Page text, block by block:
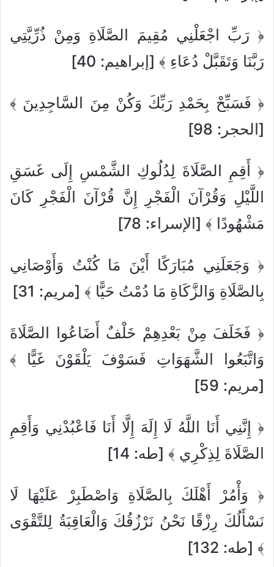
﴿ رَبِّ اجْعَلْنِي مُقِيمَ الصَّلَاةِ وَمِنْ ذُرِّيَّتِي
رَبَّنَا وَتَقَبَّلْ دُعَاءِ ﴾ [إبراهيم: 40]
﴿ فَسَبِّحْ بِحَمْدِ رَبِّكَ وَكُنْ مِنَ السَّاجِدِينَ ﴾
[الحجر: 98]
﴿ أَقِمِ الصَّلَاةَ لِدُلُوكِ الشَّمْسِ إِلَى غَسَقِ
اللَّيْلِ وَقُرْآنَ الْفَجْرِ إِنَّ قُرْآنَ الْفَجْرِ كَانَ
مَشْهُودًا ﴾ [الإسراء: 78]
﴿ وَجَعَلَنِي مُبَارَكًا أَيْنَ مَا كُنْتُ وَأَوْصَانِي
بِالصَّلَاةِ وَالزَّكَاةِ مَا دُمْتُ حَيًّا ﴾ [مريم: 31]
﴿ فَخَلَفَ مِنْ بَعْدِهِمْ خَلْفٌ أَضَاعُوا الصَّلَاةَ
وَاتَّبَعُوا الشَّهَوَاتِ فَسَوْفَ يَلْقَوْنَ غَيًّا ﴾
[مريم: 59]
﴿ إِنَّنِي أَنَا اللَّهُ لَا إِلَهَ إِلَّا أَنَا فَاعْبُدْنِي وَأَقِمِ
الصَّلَاةَ لِذِكْرِي ﴾ [طه: 14]
﴿ وَأْمُرْ أَهْلَكَ بِالصَّلَاةِ وَاصْطَبِرْ عَلَيْهَا لَا
نَسْأَلُكَ رِزْقًا نَحْنُ نَرْزُقُكَ وَالْعَاقِبَةُ لِلتَّقْوَى
﴾ [طه: 132]